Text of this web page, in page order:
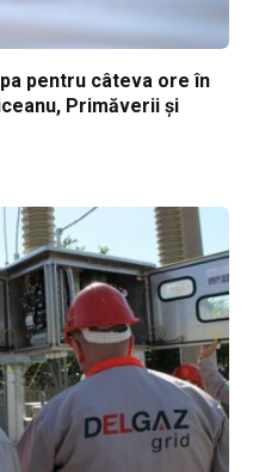
pentru câteva ore în
Primăverii și